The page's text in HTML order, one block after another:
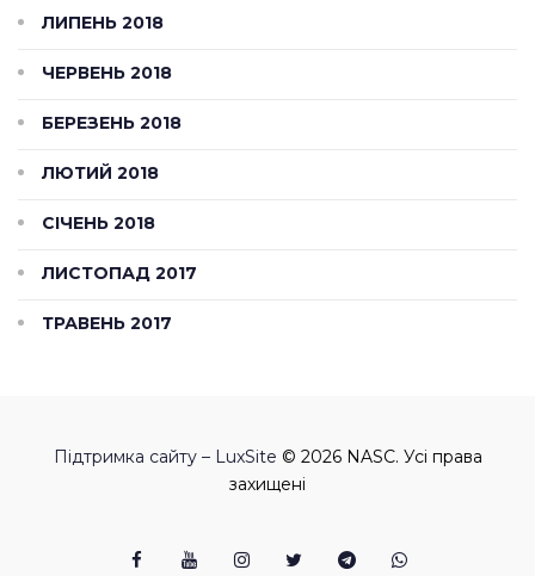
ЛИПЕНЬ 2018
ЧЕРВЕНЬ 2018
БЕРЕЗЕНЬ 2018
ЛЮТИЙ 2018
СІЧЕНЬ 2018
ЛИСТОПАД 2017
ТРАВЕНЬ 2017
Підтримка сайту – LuxSite © 2026 NASC. Усі права
захищені